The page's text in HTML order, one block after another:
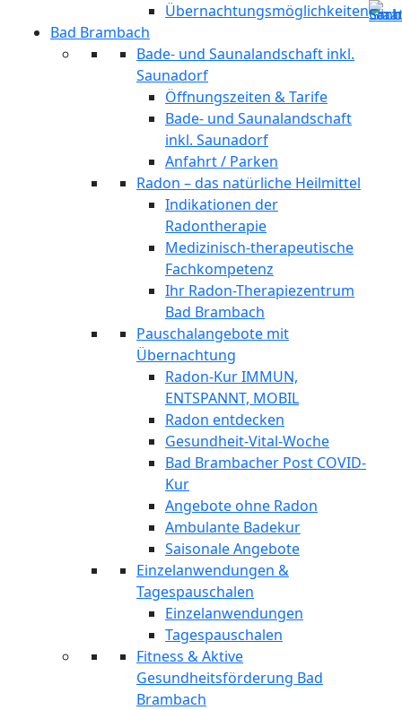
Übernachtungsmöglichkeiten
Bad Brambach
Bade- und Saunalandschaft inkl.
Saunadorf
Öffnungszeiten & Tarife
Bade- und Saunalandschaft
inkl. Saunadorf
Anfahrt / Parken
Radon – das natürliche Heilmittel
Indikationen der
Radontherapie
Medizinisch-therapeutische
Fachkompetenz
Ihr Radon-Therapiezentrum
Bad Brambach
Pauschalangebote mit
Übernachtung
Radon-Kur IMMUN,
ENTSPANNT, MOBIL
Radon entdecken
Gesundheit-Vital-Woche
Bad Brambacher Post COVID-
Kur
Angebote ohne Radon
Ambulante Badekur
Saisonale Angebote
Einzelanwendungen &
Tagespauschalen
Einzelanwendungen
Tagespauschalen
Fitness & Aktive
Gesundheitsförderung Bad
Brambach